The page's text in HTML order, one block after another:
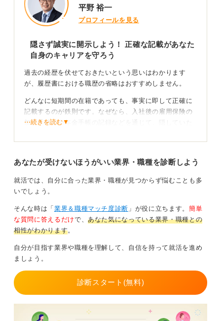
平野 裕一
プロフィールを見る
隠さず誠実に開示しよう！ 正確な記載があなた
自身のキャリアを守ろう
過去の経歴を伏せておきたいという思いはわかります
が、履歴書における職歴の省略はおすすめしません。
どんなに短期間の在籍であっても、事実に即して正確に
記載するのが鉄則です。なぜなら、入社後の雇用保険の
加入手続きや年金手帳の記録などを通じて、隠していた
します。さらに、最悪の場合は内定取消や懲戒処分の対
過去を強みに変えていこう！ 誠実な対話が信頼関係
を築く鍵になるよ
大切なのは、過去を消すことではなくどう語るかです。
早期離職の事実を認めつつ、そこから何を学び、次はど
う貢献したいかを論理的に説明できれば、むしろ誠実さ
マイナスに見える経歴も自分の価値観を再確認するプロ
セスと捉え、誠実な情報開示をおこなうことが、結果と
⋯続きを読む▼
あなたが受けないほうがいい業界・職種を診断しよう
就活では、自分に合った業界・職種が見つからず悩むことも多
いでしょう。
そんな時は「 業界＆職種マッチ度診断 」が役に立ちます。 簡単
な質問に答えるだけで、あなた気になっている業界・職種との
相性がわかります。
自分が目指す業界や職種を理解して、自信を持って就活を進め
ましょう。
診断スタート(無料)